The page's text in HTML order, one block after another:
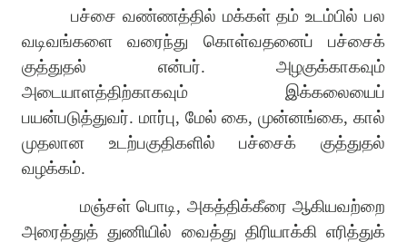
பச்சை வண்ணத்தில் மக்கள் தம் உடம்பில் பல
வடிவங்களை வரைந்து கொள்வதனைப் பச்சைக்
குத்துதல் என்பர். அழகுக்காகவும்
அடையாளத்திற்காகவும் இக்கலையைப்
பயன்படுத்துவர். மார்பு, மேல் கை, முன்னங்கை, கால்
முதலான உடற்பகுதிகளில் பச்சைக் குத்துதல்
வழக்கம்.
மஞ்சள் பொடி, அகத்திக்கீரை ஆகியவற்றை
அரைத்துத் துணியில் வைத்து திரியாக்கி எரித்துக்